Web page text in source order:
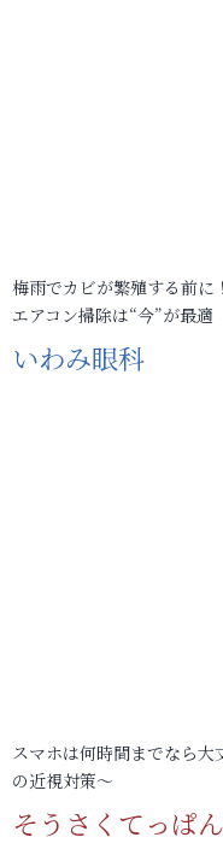
梅雨でカビが繁殖する前に！
エアコン掃除は“今”が最適
いわみ眼科
スマホは何時間までなら
の近視対策～
そうさくてっぱ